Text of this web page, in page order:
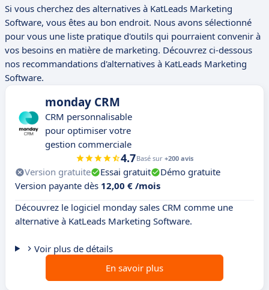
Si vous cherchez des alternatives à KatLeads Marketing
Software, vous êtes au bon endroit. Nous avons sélectionné
pour vous une liste pratique d'outils qui pourraient convenir à
vos besoins en matière de marketing. Découvrez ci-dessous
nos recommandations d'alternatives à KatLeads Marketing
Software.
monday CRM
CRM personnalisable
pour optimiser votre
gestion commerciale
4.7Basé sur +200 avis
Version gratuite Essai gratuit
Démo gratuite
Version payante dès 12,00 € /mois
Découvrez le logiciel monday sales CRM comme une
alternative à KatLeads Marketing Software.
Voir plus de détails
En savoir plus